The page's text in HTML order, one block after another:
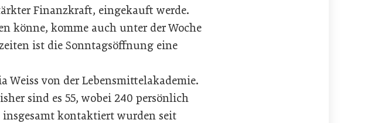
Finanzkraft, eingekauft werde.
könne, komme auch unter der Woche
ist die Sonntagsöffnung eine
Weiss von der Lebensmittelakademie.
sind es 55, wobei 240 persönlich
kontaktiert wurden seit